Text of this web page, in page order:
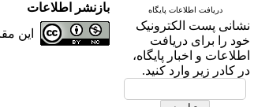
دریافت اطلاعات پایگاه
نشانی پست الکترونیک
خود را برای دریافت
اطلاعات و اخبار پایگاه،
در کادر زیر وارد کنید.
بازنشر اطلاعات
این